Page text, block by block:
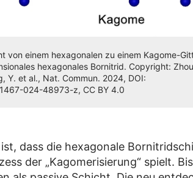
von einem hexagonalen zu einem Kagome-
hexagonales Bornitrid. Copyright:
Y. et al., Nat. Commun. 2024, DOI:
024-48973-z, CC BY 4.0
dass die hexagonale
der „Kagomerisierung“ spielt.